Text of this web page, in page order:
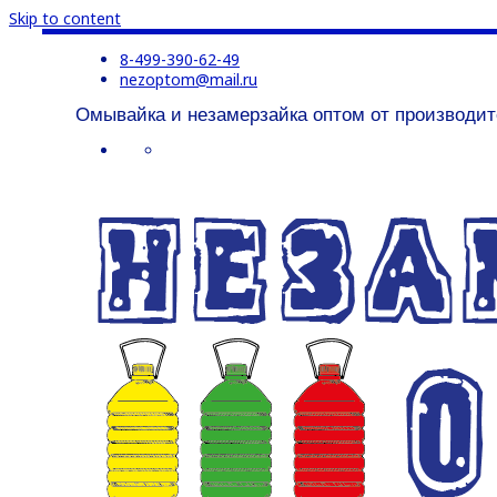
Skip to content
8-499-390-62-49
nezoptom@mail.ru
Омывайка и незамерзайка оптом от